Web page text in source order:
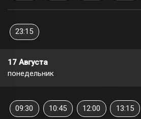
23:15
17 Августа
понедельник
09:30 10:45 12:00 13:15